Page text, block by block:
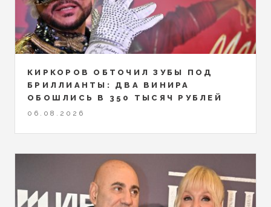
КИРКОРОВ ОБТОЧИЛ ЗУБЫ ПОД
БРИЛЛИАНТЫ: ДВА ВИНИРА
ОБОШЛИСЬ В 350 ТЫСЯЧ РУБЛЕЙ
06.08.2026